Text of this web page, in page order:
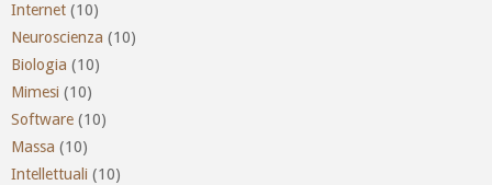
Internet (10)
Neuroscienza (10)
Biologia (10)
Mimesi (10)
Software (10)
Massa (10)
Intellettuali (10)